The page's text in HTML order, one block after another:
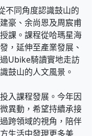
不同角度認識鼓山的
豪、余尚恩及周宸甫
課。課程從哈瑪星海
，延伸至產業發展、
Ubike騎讀實地走訪
鼓山的人文風景。
入課程發展。今年因
異動，希望持續承接
跨領域的視角，陪伴
生活中發現更多美